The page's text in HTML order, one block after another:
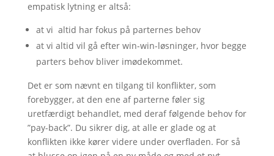
empatisk lytning er altså:
at vi altid har fokus på parternes behov
at vi altid vil gå efter win-win-løsninger, hvor begge
parters behov bliver imødekommet.
Det er som nævnt en tilgang til konflikter, som
forebygger, at den ene af parterne føler sig
uretfærdigt behandlet, med deraf følgende behov for
”pay-back”. Du sikrer dig, at alle er glade og at
konflikten ikke kører videre under overfladen. For så